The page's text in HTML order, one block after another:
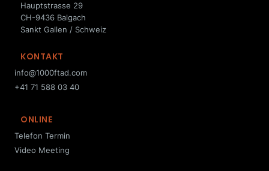
Hauptstrasse 29
CH-9436 Balgach
Sankt Gallen / Schweiz
KONTAKT
info@1000ftad.com
+41 71 588 03 40
ONLINE
Telefon Termin
Video Meeting